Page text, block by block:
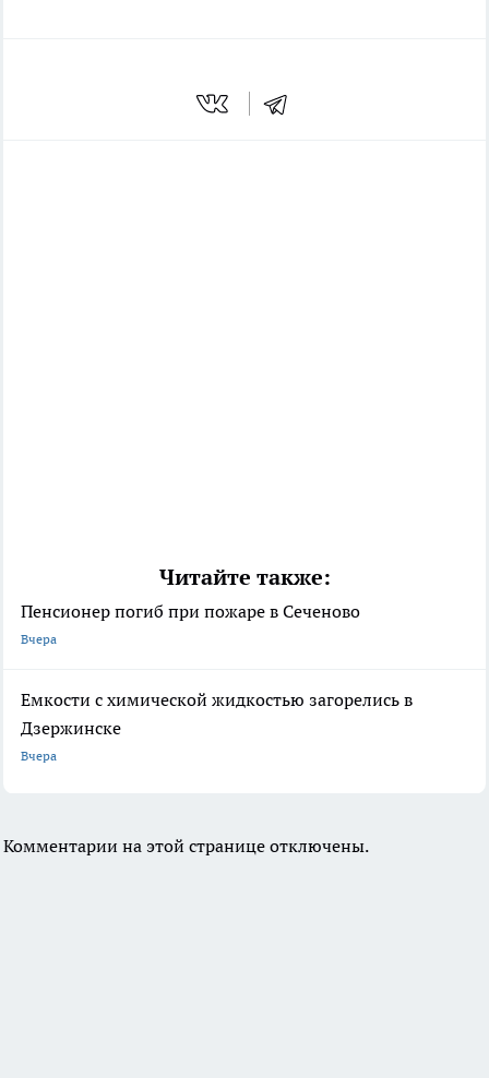
Читайте также:
Пенсионер погиб при пожаре в Сеченово
Вчера
Емкости с химической жидкостью загорелись в
Дзержинске
Вчера
Комментарии на этой странице отключены.